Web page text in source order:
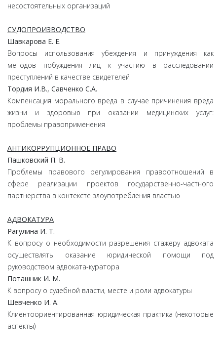
несостоятельных организаций
СУДОПРОИЗВОДСТВО
Шавкарова Е. Е.
Вопросы использования убеждения и принуждения как
методов побуждения лиц к участию в расследовании
преступлений в качестве свидетелей
Тордия И.В., Савченко С.А.
Компенсация морального вреда в случае причинения вреда
жизни и здоровью при оказании медицинских услуг:
проблемы правоприменения
АНТИКОРРУПЦИОННОЕ ПРАВО
Пашковский П. В.
Проблемы правового регулирования правоотношений в
сфере реализации проектов государственно-частного
партнерства в контексте злоупотребления властью
АДВОКАТУРА
Рагулина И. Т.
К вопросу о необходимости разрешения стажеру адвоката
осуществлять оказание юридической помощи под
руководством адвоката-куратора
Поташник И. М.
К вопросу о судебной власти, месте и роли адвокатуры
Шевченко И. А.
Клиентоориентированная юридическая практика (некоторые
аспекты)